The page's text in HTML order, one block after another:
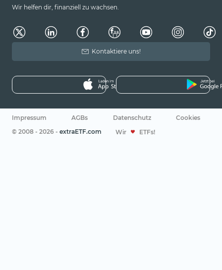
Wir helfen dir, finanziell zu wachsen.
Kontaktiere uns!
Impressum AGBs Datenschutz
Cookies
© 2008 - 2026 - extraETF.com Wir ETFs!